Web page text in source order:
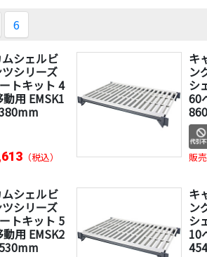
6
シェルビ
シリーズ
トキット 4
用 EMSK1
（税込）
キ
ン
シ
60
販
シェルビ
シリーズ
トキット 5
用 EMSK2
キ
ン
シ
10